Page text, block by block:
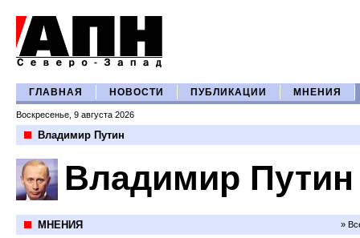
ГЛАВНАЯ НОВОСТИ ПУБЛИКАЦИИ МНЕНИЯ
Воскресенье, 9 августа 2026
Владимир Путин
Владимир Путин
МНЕНИЯ »